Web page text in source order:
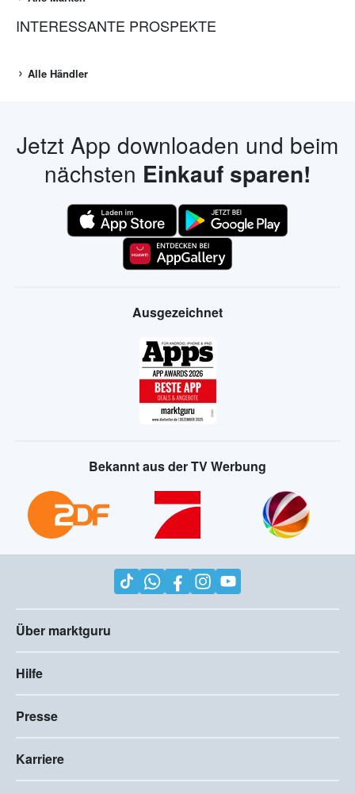
Kärntnermilch Angebote
Alle Händler
Jetzt App downloaden und beim
nächstenEinkauf sparen!
Ausgezeichnet
Bekannt aus der TV Werbung
Über marktguru
Hilfe